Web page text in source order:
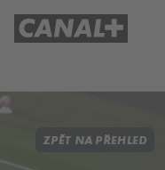
ZPĚT NA PŘEHLED